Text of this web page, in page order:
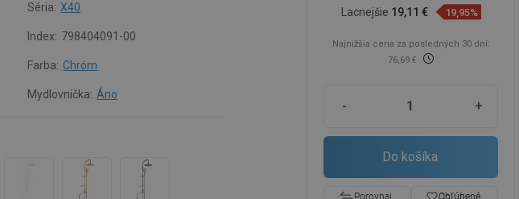
Séria: X40
Index: 798404091-00
Farba: Chróm
Mydlovnička: Áno
Lacnejšie 19,11 € 19,95%
Najnižšia cena za posledných 30 dní:
76,69 €
- +
Do košíka
Porovnaj favorite_borderObľúbené